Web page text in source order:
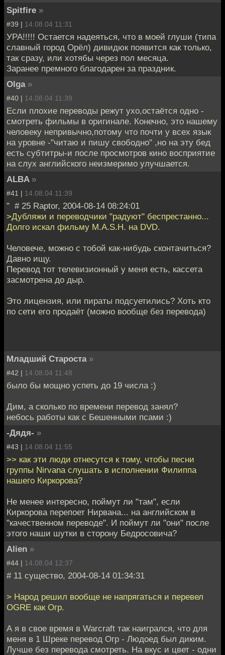
Spitfire »
#39 | 14.08.04 11:31
УРА!!!!! Остается надеяться, что в моей глуши (типа
славный город Орёл) дивидюк появится как только,
так сразу, или хотябы через пол месяца.
Заранее премного благодарен за праздник.
Olga »
#40 | 14.08.04 11:39
Если плохие переводы режут ухо,остаётся одно -
смотреть фильмы в оригинале. Конечно, это нашему
человеку непривычно,потому что почти у всех язык
на уровне -"читаю и пишу свободно" ,но на эту бед
есть субтитры-и после просмотров кино восприятие
на слух английского неизмеримо улучшается.
ALBA »
#41 | 14.08.04 11:39
" # 25 Raptor, 2004-08-14 08:24:01
>Дубляжи и переводчики "радуют" беспрестанно...
Долго искал фильму M.A.S.H. на DVD.
Человече, можно с тобой как-нибудь сконтачиться?
Давно ищу.
Перевод тот телевизионный у меня есть, кассета
засмотрена до дыр.
Это лицензия, или пираты подсуетились? Хоть кто
по сети его продаёт (можно вообще без перевода)
Младший Староста »
#42 | 14.08.04 11:48
было бы мощно успеть до 19 числа :)
Дим, а сколько по времени перевод занял?
небось работы как с Бешенными псами :)
-Дядя- »
#43 | 14.08.04 11:55
>> как эти люди отнесутся к тому, чтобы песни
группы Nirvana слушать в исполнении Филиппа
нашего Киркорова?
Не менее интересно, поймут ли "там", если
Киркорова перепоет Нирвана... на английском в
"качественном переводе". И поймут ли "они" после
этого наши шутки в сторону Бедросовича?
Alien »
#44 | 14.08.04 12:37
# 11 существо, 2004-08-14 01:34:31
> Народ решил вообще не напрягаться и перевел
OGRE как Огр.
А я в свое время в Warcraft так наигрался, что для
меня в 1 Шреке перевод Огр - Людоед был диким.
Лучше без перевода смотреть. На вкус и цвет - одни